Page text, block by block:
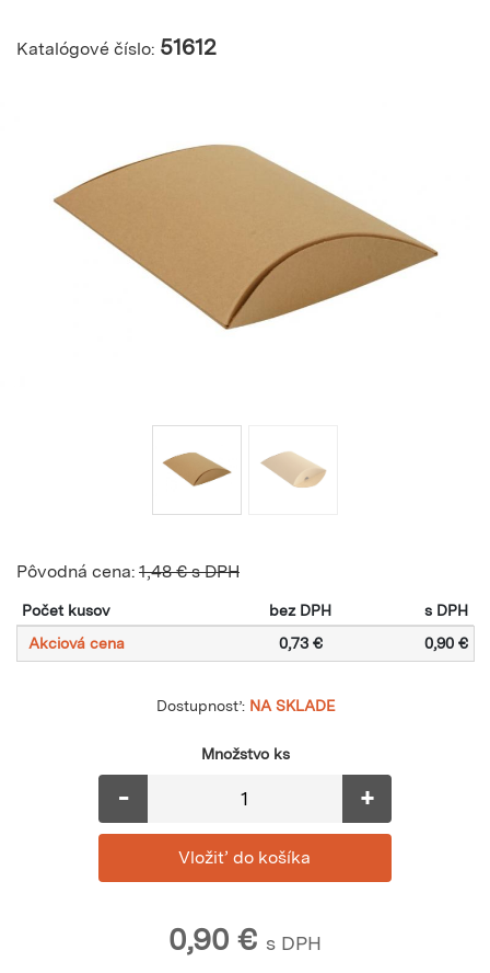
Katalógové číslo: 51612
Pôvodná cena: 1,48 € s DPH
Počet kusov bez DPH
s DPH
Akciová cena
0,73 € 0,90 €
Dostupnosť: NA SKLADE
Množstvo ks
- +
0,90 € s DPH